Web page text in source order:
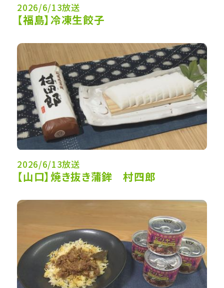
2026/6/13放送
【福島】冷凍生餃子
2026/6/13放送
【山口】焼き抜き蒲鉾 村四郎